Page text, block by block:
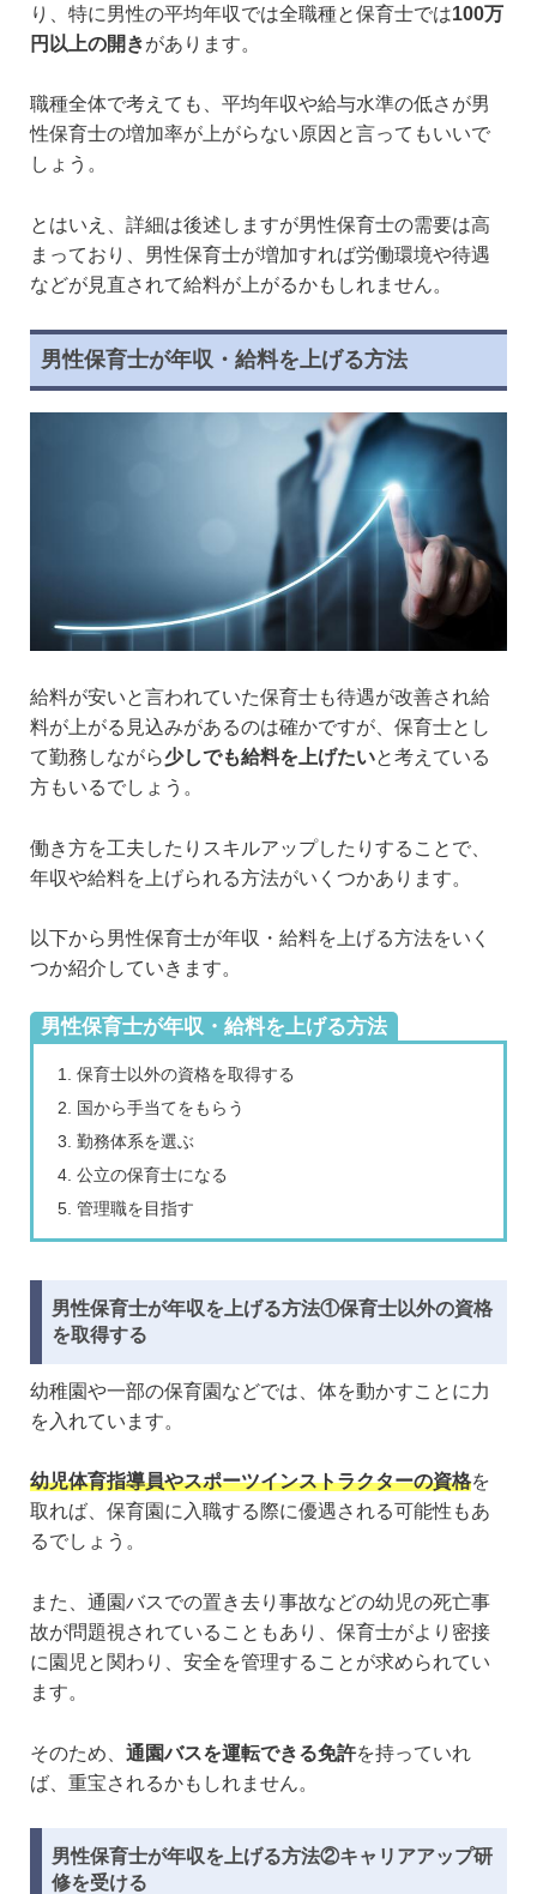
り、特に男性の平均年収では全職種と保育士では100万
円以上の開きがあります。
職種全体で考えても、平均年収や給与水準の低さが男
性保育士の増加率が上がらない原因と言ってもいいで
しょう。
とはいえ、詳細は後述しますが男性保育士の需要は高
まっており、男性保育士が増加すれば労働環境や待遇
などが見直されて給料が上がるかもしれません。
男性保育士が年収・給料を上げる方法
給料が安いと言われていた保育士も待遇が改善され給
料が上がる見込みがあるのは確かですが、保育士とし
て勤務しながら少しでも給料を上げたいと考えている
方もいるでしょう。
働き方を工夫したりスキルアップしたりすることで、
年収や給料を上げられる方法がいくつかあります。
以下から男性保育士が年収・給料を上げる方法をいく
つか紹介していきます。
男性保育士が年収・給料を上げる方法
保育士以外の資格を取得する
国から手当てをもらう
勤務体系を選ぶ
公立の保育士になる
管理職を目指す
男性保育士が年収を上げる方法①保育士以外の資格
を取得する
幼稚園や一部の保育園などでは、体を動かすことに力
を入れています。
幼児体育指導員やスポーツインストラクターの資格を
取れば、保育園に入職する際に優遇される可能性もあ
るでしょう。
また、通園バスでの置き去り事故などの幼児の死亡事
故が問題視されていることもあり、保育士がより密接
に園児と関わり、安全を管理することが求められてい
ます。
そのため、 通園バスを運転できる免許を持っていれ
ば、重宝されるかもしれません。
男性保育士が年収を上げる方法②キャリアアップ研
修を受ける